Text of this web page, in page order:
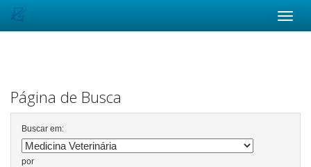
Página de Busca
Buscar em:
por